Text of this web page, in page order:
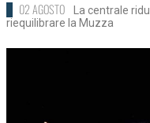
02 AGOSTO
La centrale
riequilibrare la Muzza